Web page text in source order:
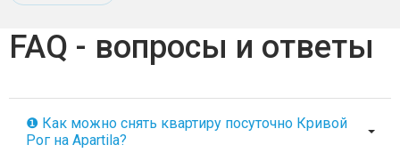
FAQ - вопросы и ответы
❶ Как можно снять квартиру посуточно Кривой
Рог на Apartila?